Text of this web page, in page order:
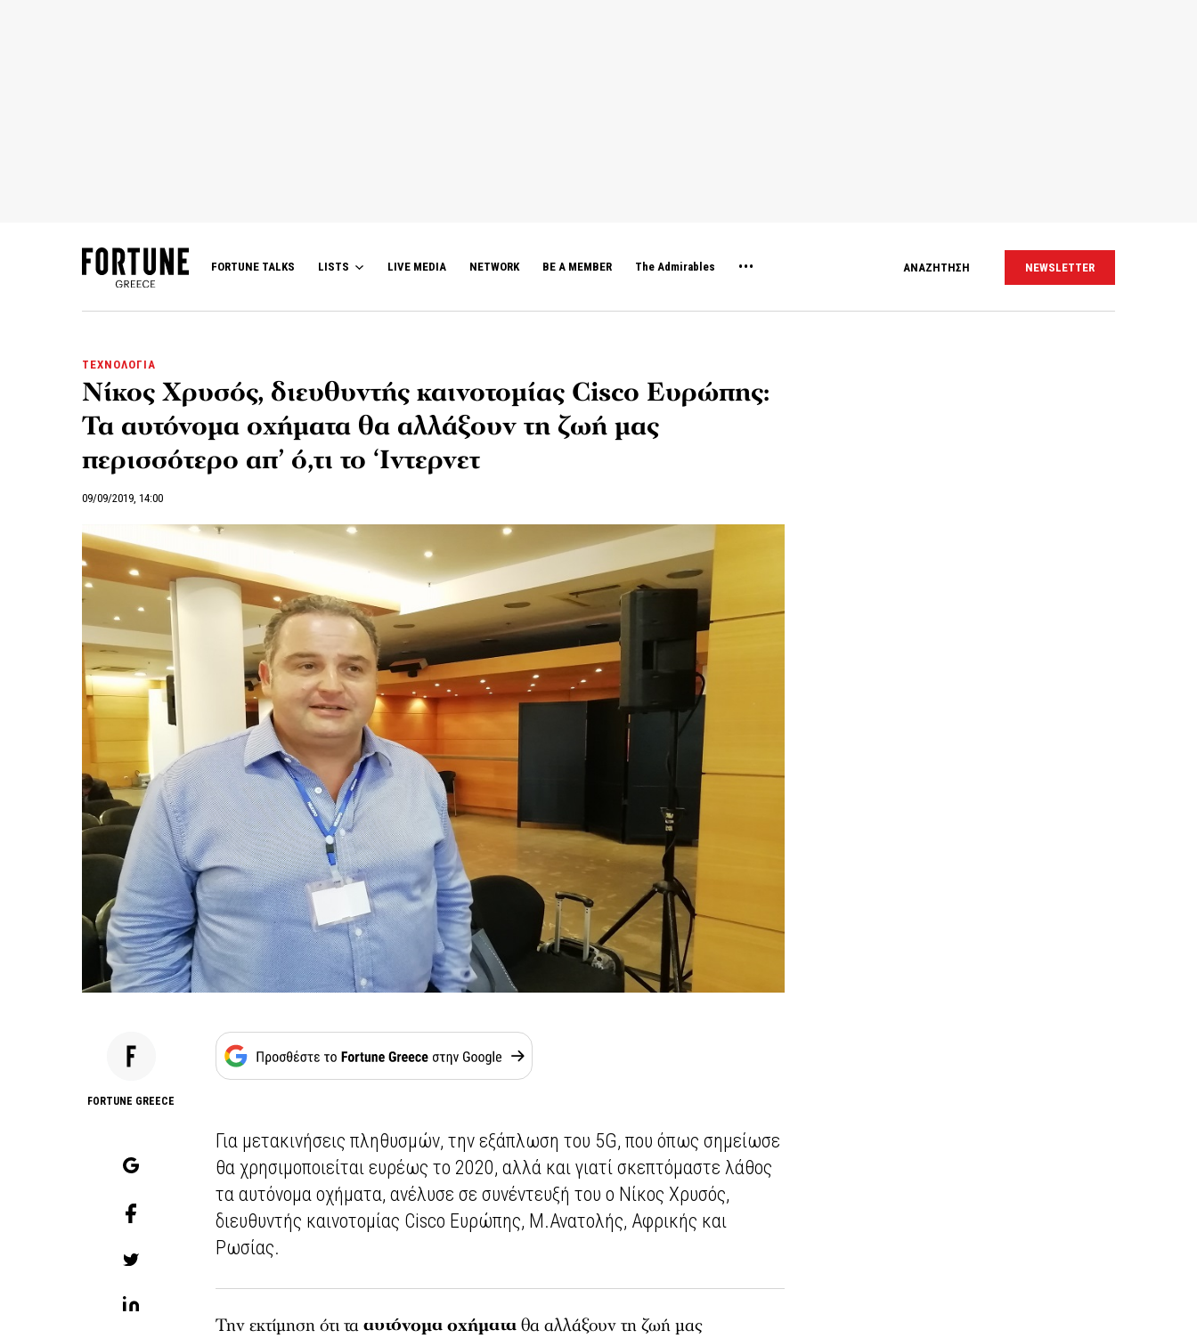
FORTUNE TALKS LISTS LIVE MEDIA NETWORK BE A MEMBER The Admirables ΑΝΑΖΗΤΗΣΗ NEWSLETTER
ΤΕΧΝΟΛΟΓΙΑ
Νίκος Χρυσός, διευθυντής καινοτομίας Cisco Ευρώπης:
Τα αυτόνομα οχήματα θα αλλάξουν τη ζωή μας
περισσότερο απ’ ό,τι το ‘Ιντερνετ
09/09/2019, 14:00
FORTUNE GREECE
Για μετακινήσεις πληθυσμών, την εξάπλωση του 5G, που όπως σημείωσε
θα χρησιμοποιείται ευρέως το 2020, αλλά και γιατί σκεπτόμαστε λάθος
τα αυτόνομα οχήματα, ανέλυσε σε συνέντευξή του ο Νίκος Χρυσός,
διευθυντής καινοτομίας Cisco Ευρώπης, Μ.Ανατολής, Αφρικής και
Ρωσίας.
Την εκτίμηση ότι τααυτόνομα οχήματαθα αλλάξουν τη ζωή μας